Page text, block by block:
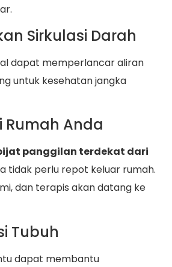
Sirkulasi Darah
dapat memperlancar aliran
untuk kesehatan jangka
Rumah Anda
panggilan terdekat dari
tidak perlu repot keluar rumah.
dan terapis akan datang ke
Tubuh
dapat membantu